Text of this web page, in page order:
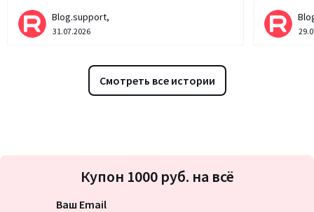
Blog.support,
31.07.2026
Смотреть все истории
на
Купон 1000 руб. на всё
Ваш Email